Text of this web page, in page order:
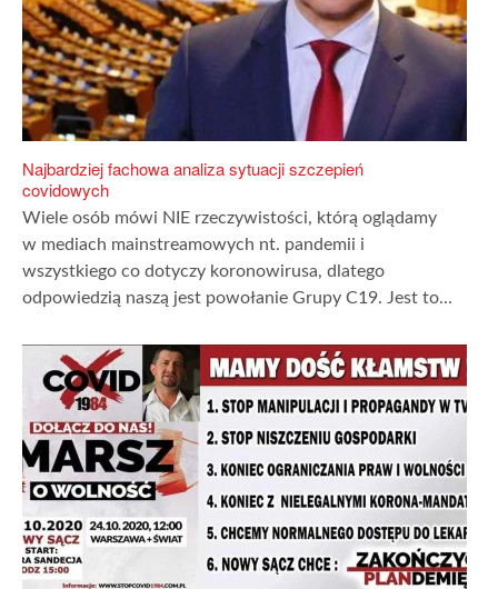
Najbardziej fachowa analiza sytuacji szczepień
covidowych
Wiele osób mówi NIE rzeczywistości, którą oglądamy
w mediach mainstreamowych nt. pandemii i
wszystkiego co dotyczy koronowirusa, dlatego
odpowiedzią naszą jest powołanie Grupy C19. Jest to...